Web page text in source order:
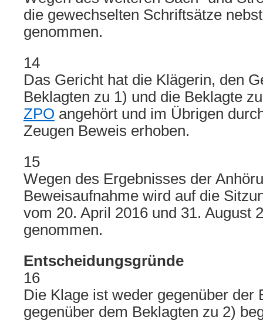
die gewechselten Schriftsätze
genommen.
14
Das Gericht hat die Klägerin, den
Beklagten zu 1) und die Beklagte
ZPO angehört und im Übrigen
Zeugen Beweis erhoben.
15
Wegen des Ergebnisses der
Beweisaufnahme wird auf die
vom 20. April 2016 und 31. August
genommen.
Entscheidungsgründe
16
Die Klage ist weder gegenüber der
gegenüber dem Beklagten zu 2)